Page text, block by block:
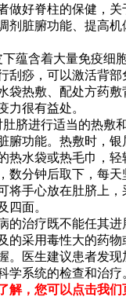
做好脊柱的保健，关
剂脏腑功能、提高
蕴含着大量免疫细
刮痧，可以激活背
袋热敷、配处方药
力很有益处。
脐进行适当的热敷
腑功能。热敷时，
热水袋或热毛巾，
数分钟后取下，每天
将手心放在肚脐上
四面。
的治疗既不能任其
的采用毒性大的药物
。医生建议患者发现
学系统的检查和治疗
解，您可以点击我